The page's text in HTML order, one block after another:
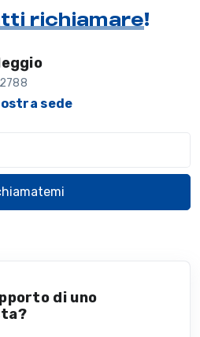
richiamare!
sede
di uno